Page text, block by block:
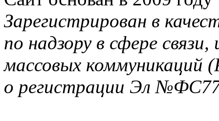
Зарегистрирован в
по надзору в сфере
массовых коммуникаций
о регистрации Эл